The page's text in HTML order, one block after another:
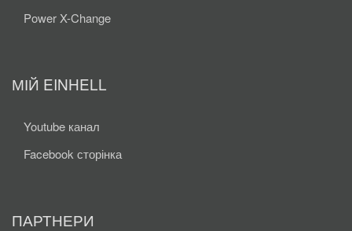
Power X-Change
МІЙ EINHELL
Youtube канал
Facebook сторінка
ПАРТНЕРИ